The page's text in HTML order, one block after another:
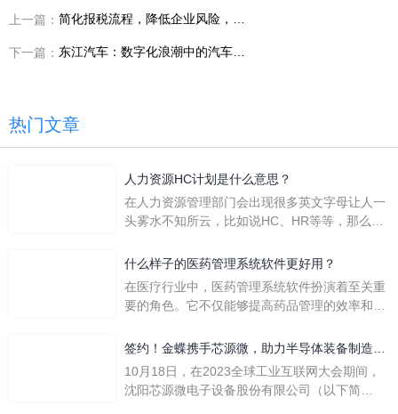
上一篇：
下一篇：
热门文章
人力资源HC计划是什么意思？
在人力资源管理部门会出现很多英文字母让人一
头雾水不知所云，比如说HC、HR等等，那么它
么呢？
什么样子的医药管理系统软件更好用？
在医疗行业中，医药管理系统软件扮演着至关重
要的角色。它不仅能够提高药品管理的效率和准
一个好用的医药管理系统软件应具备以下特点。
地进行操作。 复杂的
签约！金蝶携手芯源微，助力半导体装备制造领
先企业迈向世界
10月18日，在2023全球工业互联网大会期间，
沈阳芯源微电子设备股份有限公司（以下简